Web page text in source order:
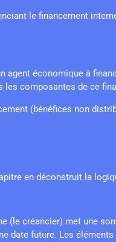
le financement
agent économique à
composantes de ce
(bénéfices non
en déconstruit la
(le créancier) met une
date future. Les